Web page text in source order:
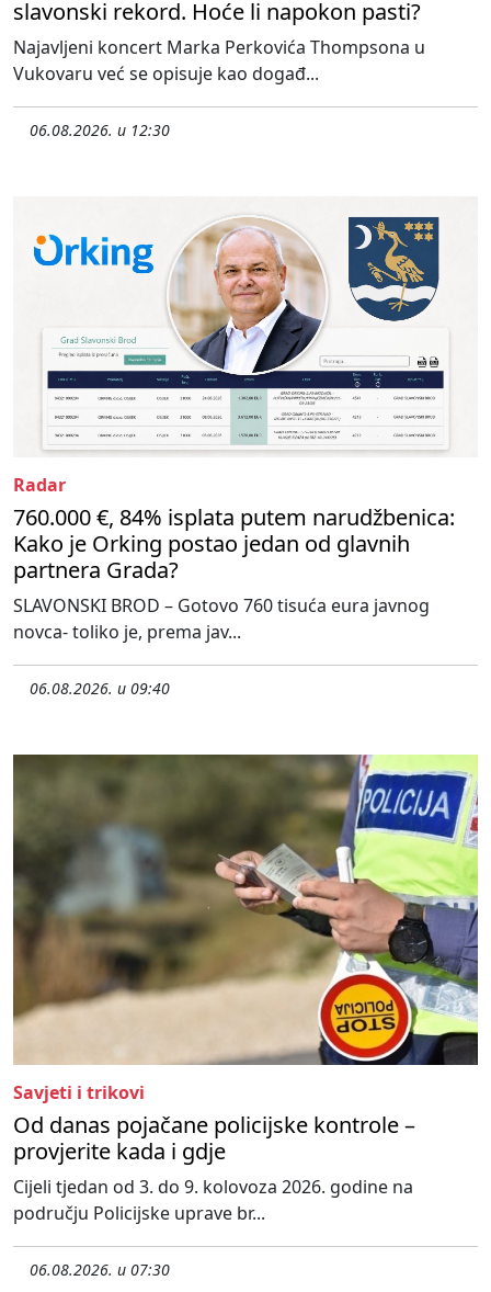
slavonski rekord. Hoće li napokon pasti?
Najavljeni koncert Marka Perkovića Thompsona u
Vukovaru već se opisuje kao događ...
06.08.2026. u 12:30
Radar
760.000 €, 84% isplata putem narudžbenica:
Kako je Orking postao jedan od glavnih
partnera Grada?
SLAVONSKI BROD – Gotovo 760 tisuća eura javnog
novca- toliko je, prema jav...
06.08.2026. u 09:40
Savjeti i trikovi
Od danas pojačane policijske kontrole –
provjerite kada i gdje
Cijeli tjedan od 3. do 9. kolovoza 2026. godine na
području Policijske uprave br...
06.08.2026. u 07:30